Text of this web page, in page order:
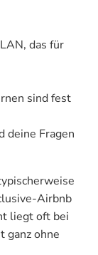
das für
sind fest
deine Fragen
Airbnb
liegt oft bei
ohne